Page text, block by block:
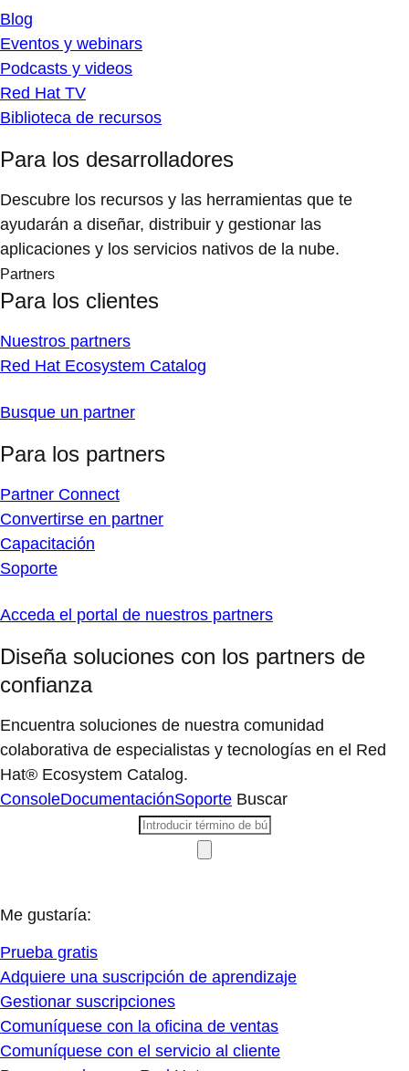
Blog
Eventos y webinars
Podcasts y videos
Red Hat TV
Biblioteca de recursos
Para los desarrolladores
Descubre los recursos y las herramientas que te
ayudarán a diseñar, distribuir y gestionar las
aplicaciones y los servicios nativos de la nube.
Partners
Para los clientes
Nuestros partners
Red Hat Ecosystem Catalog
Busque un partner
Para los partners
Partner Connect
Convertirse en partner
Capacitación
Soporte
Acceda el portal de nuestros partners
Diseña soluciones con los partners de
confianza
Encuentra soluciones de nuestra comunidad
colaborativa de especialistas y tecnologías en el Red
Hat® Ecosystem Catalog.
ConsoleDocumentaciónSoporte Buscar
Me gustaría:
Prueba gratis
Adquiere una suscripción de aprendizaje
Gestionar suscripciones
Comuníquese con la oficina de ventas
Comuníquese con el servicio al cliente